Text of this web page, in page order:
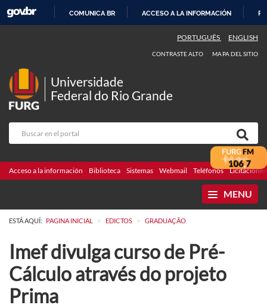
CONTENIDO
COMUNICA BR ACCESO A LA INFORMACIÓN
PORTUGUÊS ENGLISH
CONTRASTE ALTO MAPA DEL SITIO
Universidade
Federal do Rio Grande
Acceso a la información Biblioteca Sistemas Webmail Teléfonos Licitaciones
MENU
ESTÁ AQUÍ: PAGINA INICIAL > EDICTOS > GRADUAÇÃO
Imef divulga curso de Pré-
Cálculo através do projeto
Prima